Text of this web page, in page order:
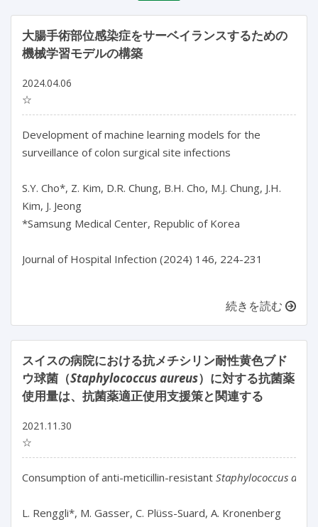
大腸手術部位感染症をサーベイランスするための
機械学習モデルの構築
2024.04.06
☆
Development of machine learning models for the
surveillance of colon surgical site infections
S.Y. Cho*, Z. Kim, D.R. Chung, B.H. Cho, M.J. Chung, J.H.
Kim, J. Jeong
*Samsung Medical Center, Republic of Korea
Journal of Hospital Infection (2024) 146, 224-231
続きを読む
スイスの病院における抗メチシリン耐性黄色ブド
ウ球菌（Staphylococcus aureus）に対する抗菌薬
使用量は、抗菌薬適正使用支援策と関連する
2021.11.30
☆
Consumption of anti-meticillin-resistant Staphylococcus
L. Renggli*, M. Gasser, C. Plüss-Suard, A. Kronenberg